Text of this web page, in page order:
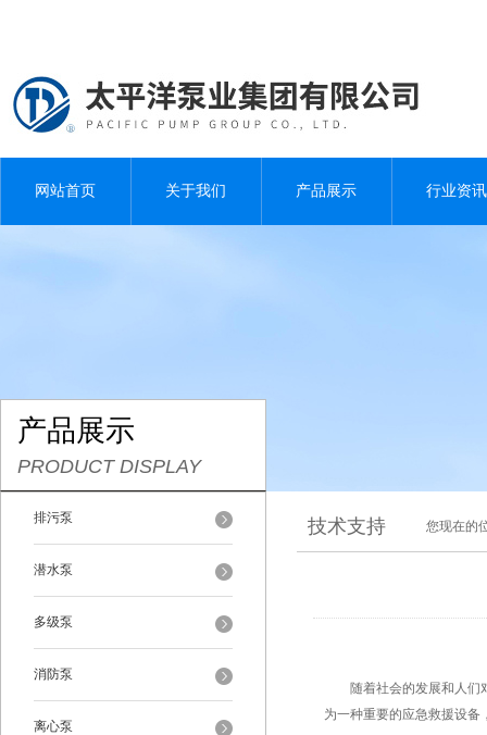
网站首页 关于我们 产品展示 行业资讯
产品展示
PRODUCT DISPLAY
排污泵
潜水泵
多级泵
消防泵
离心泵
技术支持 您现在的
随着社会的发展和人们对
为一种重要的应急救援设